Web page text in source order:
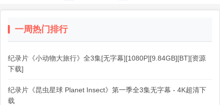
一周热门排行
纪录片《小动物大旅行》全3集[无字幕][1080P][9.84GB][BT][资源
下载]
纪录片《昆虫星球 Planet Insect》第一季全3集无字幕 - 4K超清下
载